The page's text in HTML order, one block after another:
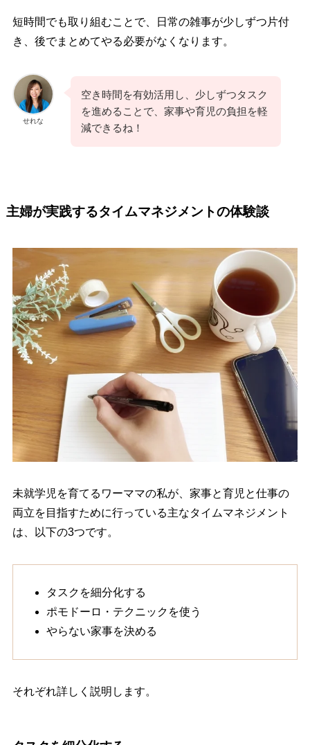
短時間でも取り組むことで、日常の雑事が少しずつ片付
き、後でまとめてやる必要がなくなります。
せれな
空き時間を有効活用し、少しずつタスク
を進めることで、家事や育児の負担を軽
減できるね！
主婦が実践するタイムマネジメントの体験談
未就学児を育てるワーママの私が、家事と育児と仕事の
両立を目指すために行っている主なタイムマネジメント
は、以下の3つです。
タスクを細分化する
ポモドーロ・テクニックを使う
やらない家事を決める
それぞれ詳しく説明します。